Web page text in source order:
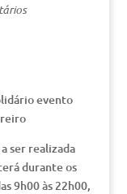
evento
ser realizada
durante os
9h00 às 22h00,